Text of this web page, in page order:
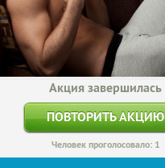
Акция завершилась
ПОВТОРИТЬ АКЦИЮ
Человек проголосовало: 1